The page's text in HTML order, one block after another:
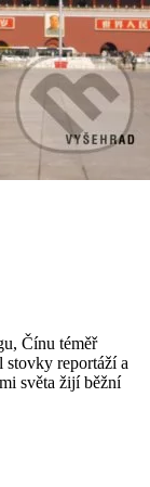
Čínu téměř
stovky reportáží a
světa žijí běžní